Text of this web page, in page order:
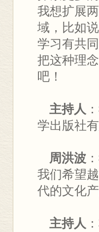
我想扩展
域，比如
学习有共
把这种理
吧！
主持人
学出版社
周洪波
我们希望
代的文化
主持人